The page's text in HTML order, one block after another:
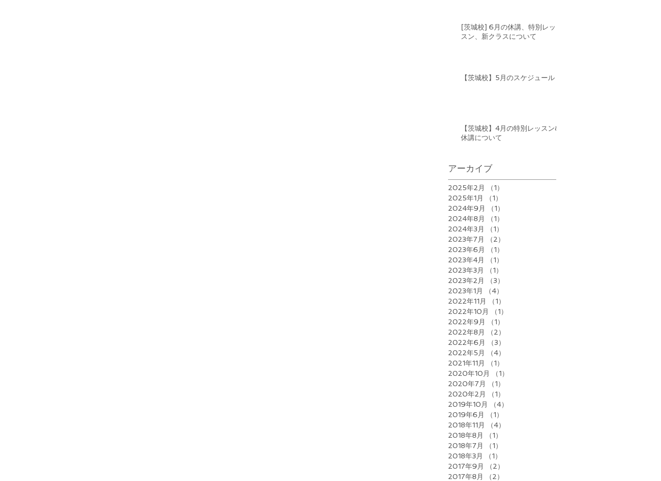
[茨城校] 6月の休講、特別レッ
スン、新クラスについて
【茨城校】5月のスケジュール
【茨城校】4月の特別レッスン&
休講について
アーカイブ
2025年2月 （1）
2025年1月
（1）
2024年9月
（1）
2024年8月
（1）
2024年3月
（1）
2023年7月
（2）
2023年6月
（1）
2023年4月
（1）
2023年3月
（1）
2023年2月
（3）
2023年1月
（4）
2022年11月
（1）
2022年10月
（1）
2022年9月
（1）
2022年8月
（2）
2022年6月
（3）
2022年5月
（4）
2021年11月
（1）
2020年10月
（1）
2020年7月
（1）
2020年2月
（1）
2019年10月
（4）
2019年6月
（1）
2018年11月
（4）
2018年8月
（1）
2018年7月
（1）
2018年3月
（1）
2017年9月
（2）
2017年8月
（2）